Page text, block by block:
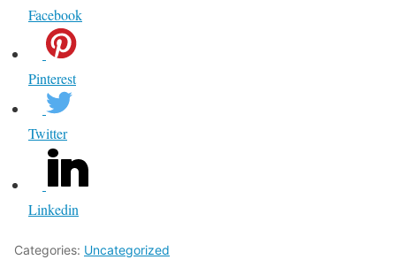
Facebook
Pinterest
Twitter
Linkedin
Categories: Uncategorized